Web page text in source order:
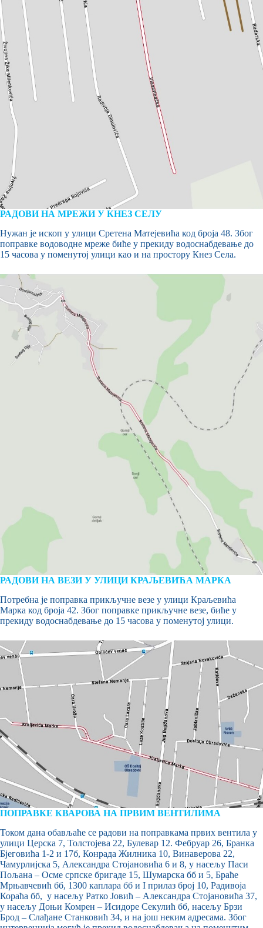
РАДОВИ НА МРЕЖИ У КНЕЗ СЕЛУ
Нужан је ископ у улици Сретена Матејевића код броја 48. Због
поправке водоводне мреже биће у прекиду водоснабдевање до
15 часова у поменутој улици као и на простору Кнез Села.
РАДОВИ НА ВЕЗИ У УЛИЦИ КРАЉЕВИЋА МАРКА
Потребна је поправка прикључне везе у улици Краљевића
Марка код броја 42. Због поправке прикључне везе, биће у
прекиду водоснабдевање до 15 часова у поменутој улици.
ПОПРАВКЕ КВАРОВА НА ПРВИМ ВЕНТИЛИМА
Током дана обављаће се радови на поправкама првих вентила у
улици Церска 7, Толстојева 22, Булевар 12. Фебруар 26, Бранка
Бјеговића 1-2 и 17б, Конрада Жилника 10, Винаверова 22,
Чамурлијска 5, Александра Стојановића 6 и 8, у насељу Паси
Пољана – Осме српске бригаде 15, Шумарска бб и 5, Браће
Мрњавчевић бб, 1300 каплара бб и I прилаз број 10, Радивоја
Кораћа бб, у насељу Ратко Јовић – Александра Стојановића 37,
у насељу Доњи Комрен – Исидоре Секулић бб, насељу Брзи
Брод – Слађане Станковић 34, и на још неким адресама. Због